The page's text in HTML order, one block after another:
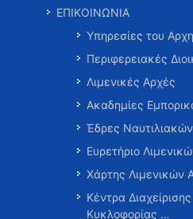
ΕΠΙΚΟΙΝΩΝΙΑ
Υπηρεσίες του
Περιφερειακές
Λιμενικές Αρχές
Ακαδημίες
Έδρες
Ευρετήριο
Χάρτης Λιμενικών
Κέντρα
Κυκλοφορίας …